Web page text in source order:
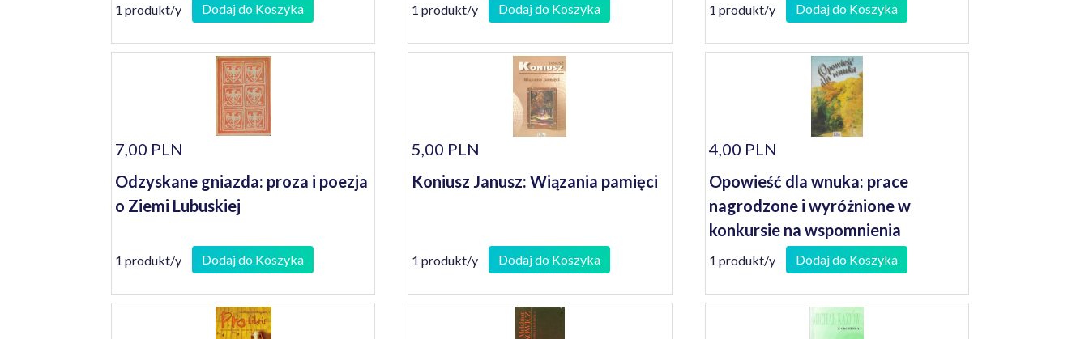
1 produkt/y Dodaj do Koszyka 1 produkt/y Dodaj do Koszyka 1 produkt/y Dodaj do Koszyka
7,00 PLN
Odzyskane gniazda: proza i poezja
o Ziemi Lubuskiej
1 produkt/y Dodaj do Koszyka
5,00 PLN
Koniusz Janusz: Wiązania pamięci
1 produkt/y Dodaj do Koszyka
4,00 PLN
Opowieść dla wnuka: prace
nagrodzone i wyróżnione w
konkursie na wspomnienia
seniorów
1 produkt/y Dodaj do Koszyka